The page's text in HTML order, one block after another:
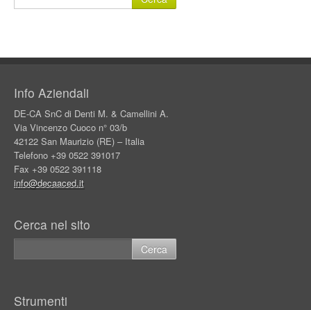
Info Aziendali
DE-CA SnC di Denti M. & Camellini A.
Via Vincenzo Cuoco n° 03/b
42122 San Maurizio (RE) – Italia
Telefono +39 0522 391017
Fax +39 0522 391118
info@decaaced.it
Cerca nel sito
Strumenti